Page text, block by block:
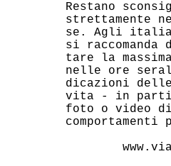
Restano
strettamente
se. Agli
si
tare la
nelle ore
dicazioni
vita - in
foto o video